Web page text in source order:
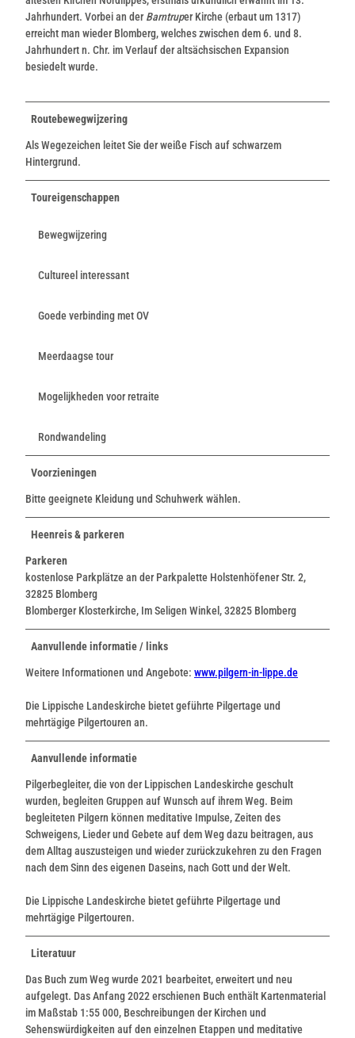
Jahrhundert. Vorbei an derBarntruper Kirche (erbaut um 1317)
erreicht man wieder Blomberg, welches zwischen dem 6. und 8.
Jahrhundert n. Chr. im Verlauf der altsächsischen Expansion
besiedelt wurde.
Routebewegwijzering
Als Wegezeichen leitet Sie der weiße Fisch auf schwarzem
Hintergrund.
Toureigenschappen
Bewegwijzering
Cultureel interessant
Goede verbinding met OV
Meerdaagse tour
Mogelijkheden voor retraite
Rondwandeling
Voorzieningen
Bitte geeignete Kleidung und Schuhwerk wählen.
Heenreis & parkeren
Parkeren
kostenlose Parkplätze an der Parkpalette Holstenhöfener Str. 2,
32825 Blomberg
Blomberger Klosterkirche, Im Seligen Winkel, 32825 Blomberg
Aanvullende informatie / links
Weitere Informationen und Angebote: www.pilgern-in-lippe.de
Die Lippische Landeskirche bietet geführte Pilgertage und
mehrtägige Pilgertouren an.
Aanvullende informatie
Pilgerbegleiter, die von der Lippischen Landeskirche geschult
wurden, begleiten Gruppen auf Wunsch auf ihrem Weg. Beim
begleiteten Pilgern können meditative Impulse, Zeiten des
Schweigens, Lieder und Gebete auf dem Weg dazu beitragen, aus
dem Alltag auszusteigen und wieder zurückzukehren zu den Fragen
nach dem Sinn des eigenen Daseins, nach Gott und der Welt.
Die Lippische Landeskirche bietet geführte Pilgertage und
mehrtägige Pilgertouren.
Literatuur
Das Buch zum Weg wurde 2021 bearbeitet, erweitert und neu
aufgelegt. Das Anfang 2022 erschienen Buch enthält Kartenmaterial
im Maßstab 1:55 000, Beschreibungen der Kirchen und
Sehenswürdigkeiten auf den einzelnen Etappen und meditative